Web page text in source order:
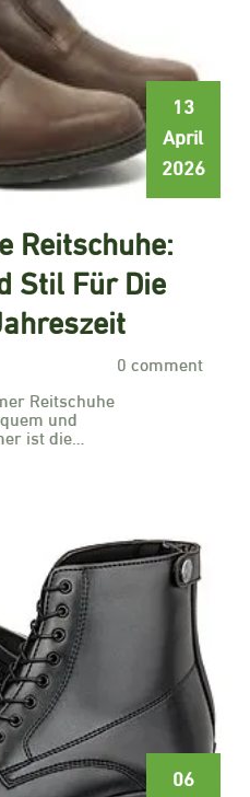
13
April
2026
Reitschuhe:
Stil Für Die
0 comment
Reitschuhe
und
ist die…
06